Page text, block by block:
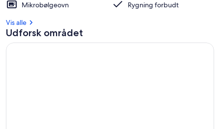
Mikrobølgeovn
Rygning forbudt
Vis alle
Udforsk området